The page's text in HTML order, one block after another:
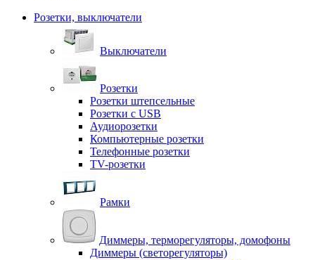
Розетки, выключатели
Выключатели
Розетки
Розетки штепсельные
Розетки с USB
Аудиорозетки
Компьютерные розетки
Телефонные розетки
TV-розетки
Рамки
Диммеры, терморегуляторы, домофоны
Диммеры (светорегуляторы)